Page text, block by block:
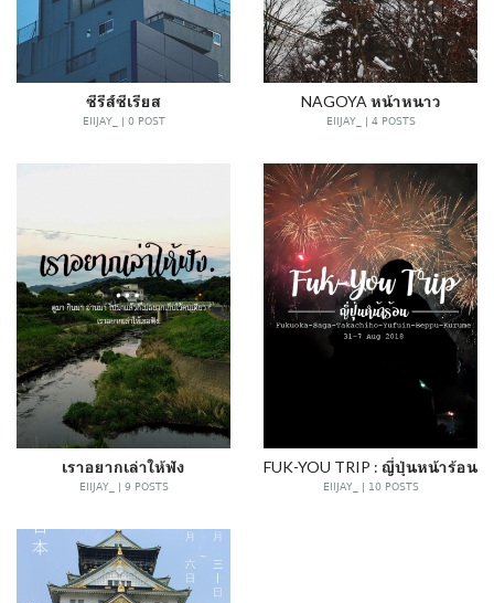
ซีรีส์ซีเรียส
EIIJAY_ | 0 POST
NAGOYA หน้าหนาว
EIIJAY_ | 4 POSTS
เราอยากเล่าให้ฟัง
EIIJAY_ | 9 POSTS
FUK-YOU TRIP : ญี่ปุ่นหน้าร้อน
EIIJAY_ | 10 POSTS